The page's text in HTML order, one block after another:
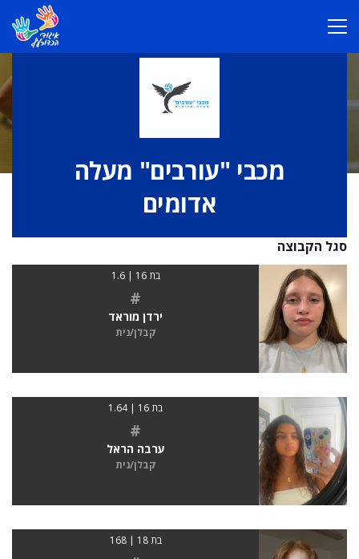
מכבי "עורבים" מעלה
אדומים
סגל הקבוצה
בת 16 | 1.6
#
ירדן מוראד
קבלן/נית
בת 16 | 1.64
#
ערבה הראל
קבלן/נית
בת 18 | 168